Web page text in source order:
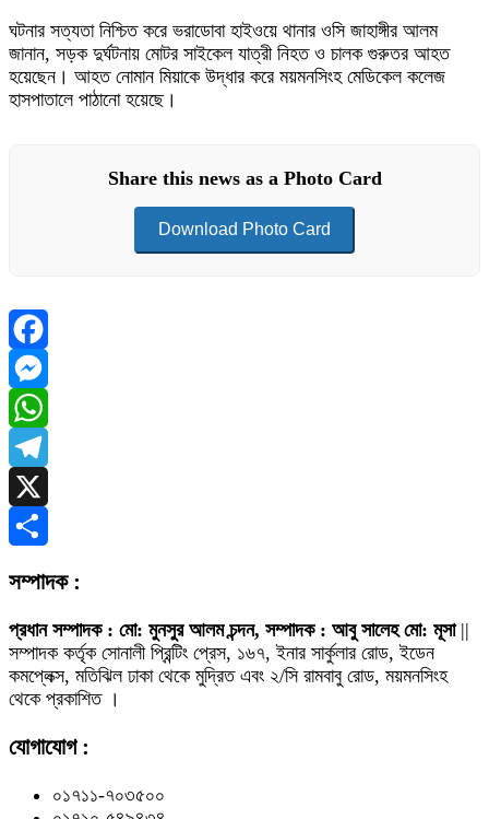
ঘটনার সত্যতা নিশ্চিত করে ভরাডোবা হাইওয়ে থানার ওসি জাহাঙ্গীর আলম
জানান, সড়ক দুর্ঘটনায় মোটর সাইকেল যাত্রী নিহত ও চালক গুরুতর আহত
হয়েছেন। আহত নোমান মিয়াকে উদ্ধার করে ময়মনসিংহ মেডিকেল কলেজ
হাসপাতালে পাঠানো হয়েছে।
Share this news as a Photo Card
Download Photo Card
Facebook
Messenger
WhatsApp
Telegram
X
সম্পাদক :
প্রধান সম্পাদক : মো: মুনসুর আলম চন্দন, সম্পাদক : আবু সালেহ মো: মূসা||
সম্পাদক কর্তৃক সোনালী প্রিন্টিং প্রেস, ১৬৭, ইনার সার্কুলার রোড, ইডেন
কমপ্লেক্স, মতিঝিল ঢাকা থেকে মুদ্রিত এবং ২/সি রামবাবু রোড, ময়মনসিংহ
থেকে প্রকাশিত ।
যোগাযোগ :
০১৭১১-৭০৩৫০০